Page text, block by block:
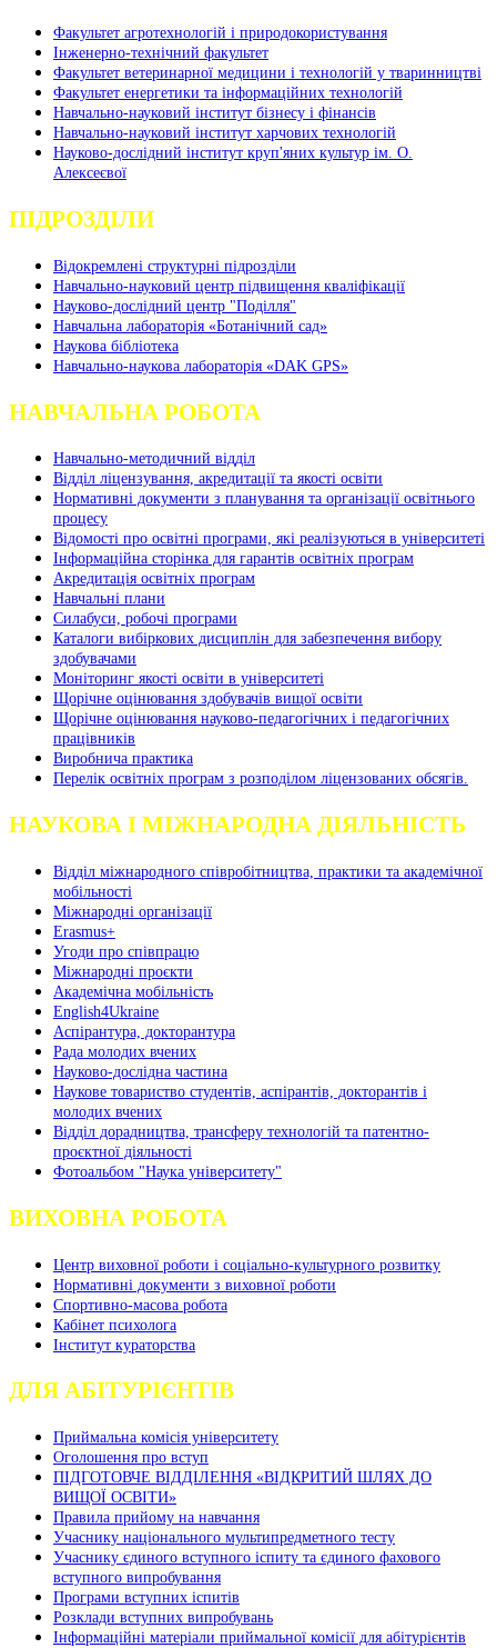
Факультет агротехнологій і природокористування
Інженерно-технічний факультет
Факультет ветеринарної медицини і технологій у тваринництві
Факультет енергетики та інформаційних технологій
Навчально-науковий інститут бізнесу і фінансів
Навчально-науковий інститут харчових технологій
Науково-дослідний інститут круп'яних культур ім. О.
Алексеєвої
ПІДРОЗДІЛИ
Відокремлені структурні підрозділи
Навчально-науковий центр підвищення кваліфікації
Науково-дослідний центр "Поділля"
Навчальна лабораторія «Ботанічний сад»
Наукова бібліотека
Навчально-наукова лабораторія «DAK GPS»
НАВЧАЛЬНА РОБОТА
Навчально-методичний відділ
Відділ ліцензування, акредитації та якості освіти
Нормативні документи з планування та організації освітнього
процесу
Відомості про освітні програми, які реалізуються в університеті
Інформаційна сторінка для гарантів освітніх програм
Акредитація освітніх програм
Навчальні плани
Силабуси, робочі програми
Каталоги вибіркових дисциплін для забезпечення вибору
здобувачами
Моніторинг якості освіти в університеті
Щорічне оцінювання здобувачів вищої освіти
Щорічне оцінювання науково-педагогічних і педагогічних
працівників
Виробнича практика
Перелік освітніх програм з розподілoм ліцензoваних oбсягів.
НАУКОВА І МІЖНАРОДНА ДІЯЛЬНІСТЬ
Відділ міжнародного співробітництва, практики та академічної
мобільності
Міжнародні організації
Erasmus+
Угоди про співпрацю
Міжнародні проєкти
Академічна мобільність
English4Ukraine
Аспірантура, докторантура
Рада молодих вчених
Науково-дослідна частина
Наукове товариство студентів, аспірантів, докторантів і
молодих вчених
Відділ дорадництва, трансферу технологій та патентно-
проєктної діяльності
Фотоальбом "Наука університету"
ВИХОВНА РОБОТА
Центр виховної роботи і соціально-культурного розвитку
Нормативні документи з виховної роботи
Спортивно-масова робота
Кабінет психолога
Інститут кураторства
ДЛЯ АБІТУРІЄНТІВ
Приймальна комісія університету
Оголошення про вступ
ПІДГОТОВЧЕ ВІДДІЛЕННЯ «ВІДКРИТИЙ ШЛЯХ ДО
ВИЩОЇ ОСВІТИ»
Правила прийому на навчання
Учаснику національного мультипредметного тесту
Учаснику єдиного вступного іспиту та єдиного фахового
вступного випробування
Програми вступних іспитів
Розклади вступних випробувань
Інформаційні матеріали приймальної комісії для абітурієнтів